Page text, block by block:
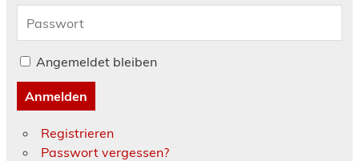
Angemeldet bleiben
Anmelden
Registrieren
Passwort vergessen?